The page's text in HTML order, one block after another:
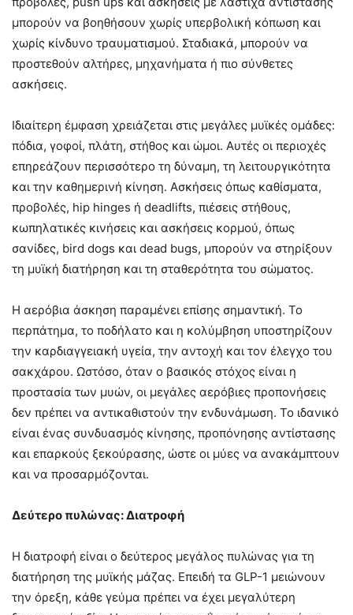
μπορούν να βοηθήσουν χωρίς υπερβολική κόπωση και
χωρίς κίνδυνο τραυματισμού. Σταδιακά, μπορούν να
προστεθούν αλτήρες, μηχανήματα ή πιο σύνθετες
ασκήσεις.
Ιδιαίτερη έμφαση χρειάζεται στις μεγάλες μυϊκές ομάδες:
πόδια, γοφοί, πλάτη, στήθος και ώμοι. Αυτές οι περιοχές
επηρεάζουν περισσότερο τη δύναμη, τη λειτουργικότητα
και την καθημερινή κίνηση. Ασκήσεις όπως καθίσματα,
προβολές, hip hinges ή deadlifts, πιέσεις στήθους,
κωπηλατικές κινήσεις και ασκήσεις κορμού, όπως
σανίδες, bird dogs και dead bugs, μπορούν να στηρίξουν
τη μυϊκή διατήρηση και τη σταθερότητα του σώματος.
Η αερόβια άσκηση παραμένει επίσης σημαντική. Το
περπάτημα, το ποδήλατο και η κολύμβηση υποστηρίζουν
την καρδιαγγειακή υγεία, την αντοχή και τον έλεγχο του
σακχάρου. Ωστόσο, όταν ο βασικός στόχος είναι η
προστασία των μυών, οι μεγάλες αερόβιες προπονήσεις
δεν πρέπει να αντικαθιστούν την ενδυνάμωση. Το ιδανικό
είναι ένας συνδυασμός κίνησης, προπόνησης αντίστασης
και επαρκούς ξεκούρασης, ώστε οι μύες να ανακάμπτουν
και να προσαρμόζονται.
Δεύτερο πυλώνας: Διατροφή
Η διατροφή είναι ο δεύτερος μεγάλος πυλώνας για τη
διατήρηση της μυϊκής μάζας. Επειδή τα GLP-1 μειώνουν
την όρεξη, κάθε γεύμα πρέπει να έχει μεγαλύτερη